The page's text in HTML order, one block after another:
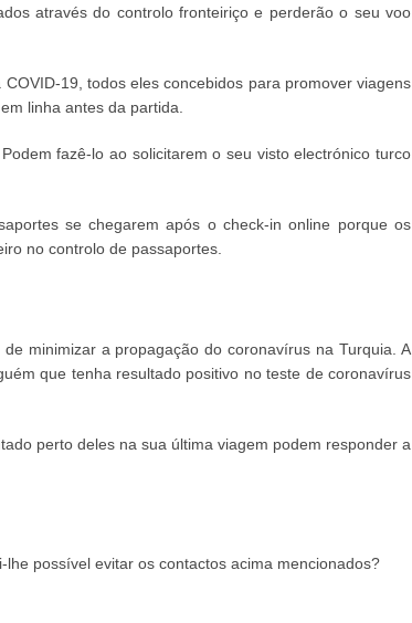
através do controlo fronteiriço e perderão o seu voo
19, todos eles concebidos para promover viagens
linha antes da partida.
fazê-lo ao solicitarem o seu visto electrónico turco
se chegarem após o check-in online porque os
no controlo de passaportes.
minimizar a propagação do coronavírus na Turquia. A
que tenha resultado positivo no teste de coronavírus
perto deles na sua última viagem podem responder a
possível evitar os contactos acima mencionados?